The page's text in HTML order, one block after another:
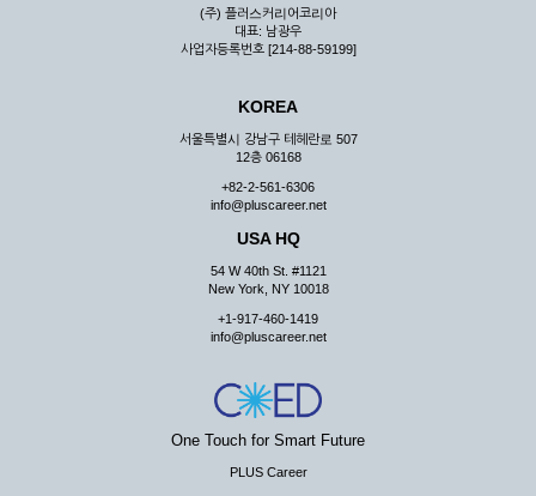
제7조 (회원의 의무)
① 회원은 ID와 비밀 번호에 관한 모든 관리의 책임이 있으며
② 회원은 이용신청서의 기재내용 중 변경된 내용이 있는 경우
서비스를 통하여 그 내용을 회사에 통지하여야 합니다.
③ 다른 회원의 ID와 비밀번호를 부당하게 사용하는 행위를
④ 회원은 회사의 서비스에서 타 사이트의 홍보행위를 하지 않
아야 하며 공공질서나 미풍약속에 위배되는 내용 혹은 저작권을
리 행위도 할 수 없습니다.
사가 통지하는 사항을 준수하여야 하며, 기타 회사의 업무에 방
해되는 행위를 하여서는 아니 됩니다.
제8조 (회원의 관리)
① 회원은 언제든 이 약관에 대한 동의를 철회할 수 있습니다.
(주) 플러스커리어코리아
대표: 남광우
사업자등록번호 [214-88-59199]
KOREA
서울특별시 강남구 테헤란로 507
12층 06168
+82-2-561-6306
info@pluscareer.net
USA HQ
54 W 40th St. #1121
New York, NY 10018
+1-917-460-1419
info@pluscareer.net
One Touch for Smart Future
PLUS Career